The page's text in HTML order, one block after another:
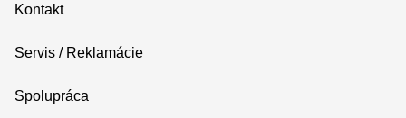
Kontakt
Servis / Reklamácie
Spolupráca